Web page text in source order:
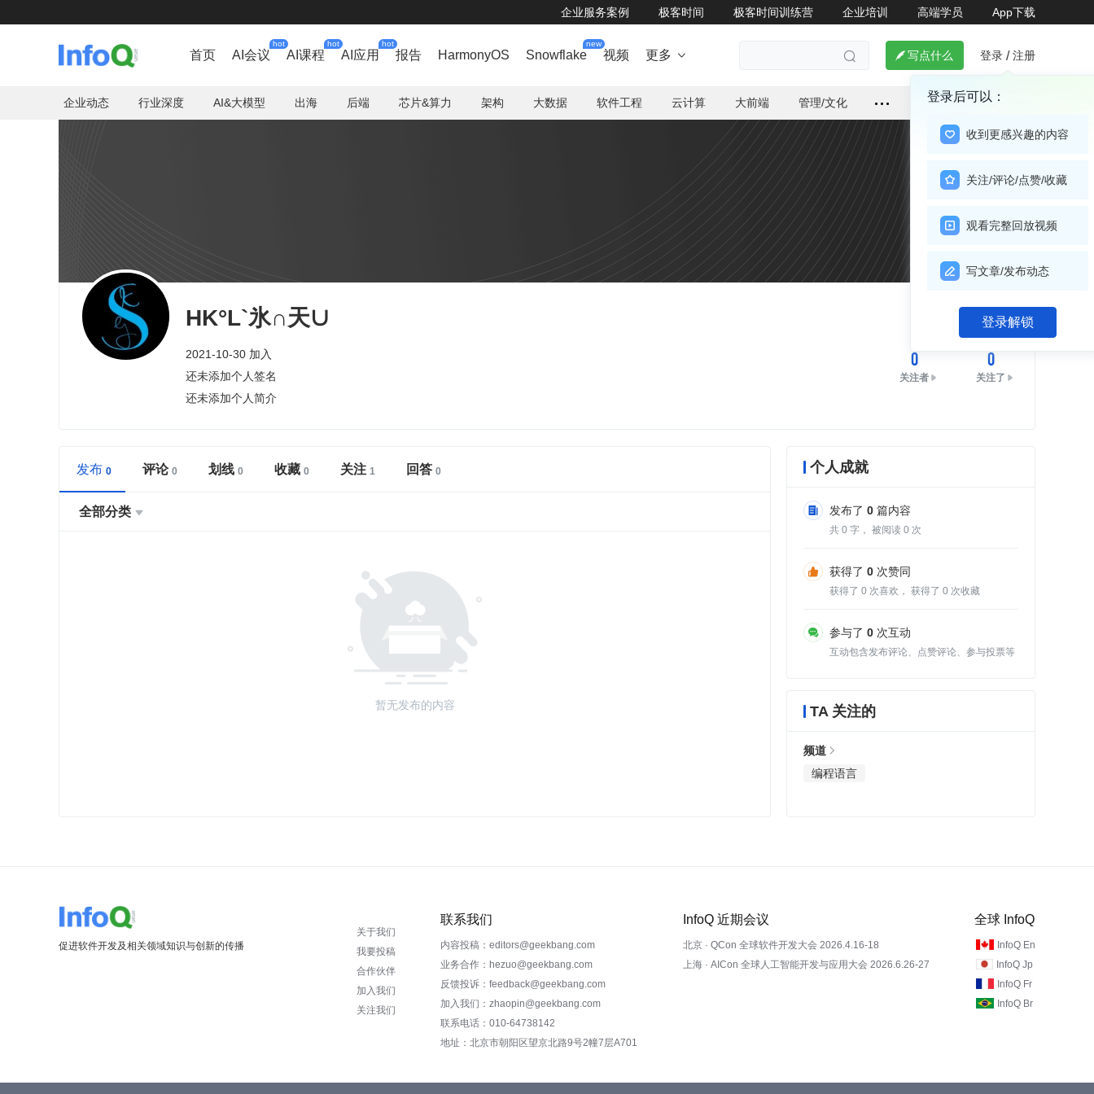
企业服务案例 极客时间 极客时间训练营 企业培训 高端学员 App下载
首页 AI会议
hot
AI课程
hot
AI应用
hot
报告 HarmonyOS Snowflake
new
视频 更多    写点什么 登录 / 注册
登录后可以：
收到更感兴趣的内容
关注/评论/点赞/收藏
观看完整回放视频
写文章/发布动态
登录解锁
企业动态 行业深度 AI&大模型 出海 后端 芯片&算力 架构 大数据 软件工程 云计算 大前端 管理/文化
HK°L`氷∩天∪
2021-10-30 加入
还未添加个人签名
还未添加个人简介
关注
0
关注者
0
关注了
发布 评论 划线 收藏 关注 回答
全部分类 
暂无发布的内容
个人成就
发布了 0 篇内容
共 0 字， 被阅读 0 次
获得了 0 次赞同
获得了 0 次喜欢， 获得了 0 次收藏
参与了 0 次互动
互动包含发布评论、点赞评论、参与投票等
TA 关注的
频道
编程语言
促进软件开发及相关领域知识与创新的传播
关于我们
我要投稿
合作伙伴
加入我们
关注我们
联系我们
内容投稿：editors@geekbang.com
业务合作：hezuo@geekbang.com
反馈投诉：feedback@geekbang.com
加入我们：zhaopin@geekbang.com
联系电话：010-64738142
地址：北京市朝阳区望京北路9号2幢7层A701
InfoQ 近期会议
北京 · QCon 全球软件开发大会 2026.4.16-18
上海 · AICon 全球人工智能开发与应用大会 2026.6.26-27
全球 InfoQ
InfoQ En
InfoQ Jp
InfoQ Fr
InfoQ Br